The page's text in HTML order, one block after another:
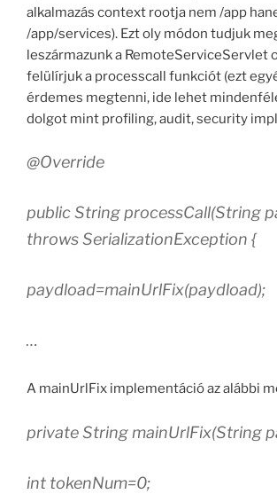
alkalmazás context rootja nem /app
/app/services). Ezt oly módon tudjuk
leszármazunk a RemoteServiceServlet
felülírjuk a processcall funkciót (ezt
érdemes megtenni, ide lehet
dolgot mint profiling, audit, security
@Override
public String processCall(String
throws SerializationException {
paydload=mainUrlFix(paydload);
…
A mainUrlFix implementáció az alábbi
private String mainUrlFix(String
int tokenNum=0;